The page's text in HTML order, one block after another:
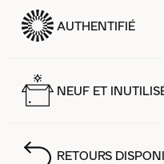
AUTHENTIFIÉ
NEUF ET
RETOURS